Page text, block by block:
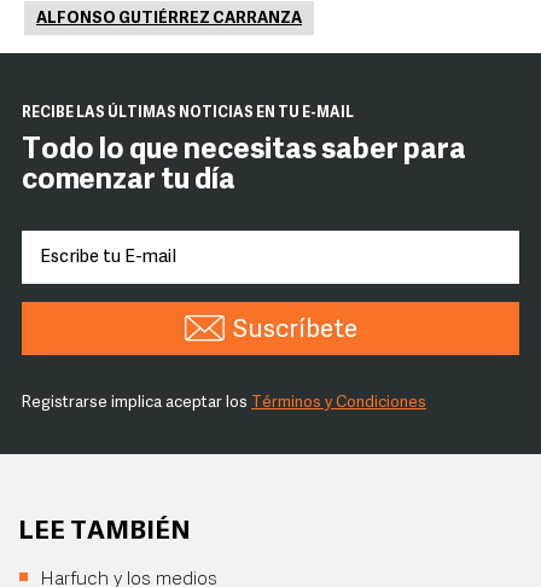
ALFONSO GUTIÉRREZ CARRANZA
RECIBE LAS ÚLTIMAS NOTICIAS EN TU E-MAIL
Todo lo que necesitas saber para
comenzar tu día
Suscríbete
Registrarse implica aceptar los Términos y Condiciones
LEE TAMBIÉN
Harfuch y los medios